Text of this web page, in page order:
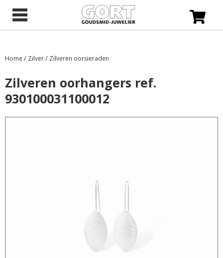
Home / Zilver/ Zilveren oorsieraden
Zilveren oorhangers ref.
930100031100012